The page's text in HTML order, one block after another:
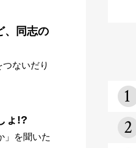
、同志の
ないだり
ょ!?
」を聞いた